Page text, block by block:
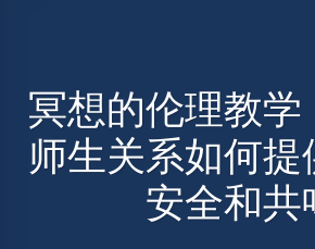
冥想的伦理教学
师生关系如何提
安全和共